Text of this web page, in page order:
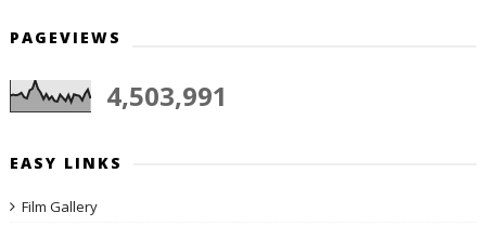
PAGEVIEWS
4,503,991
EASY LINKS
Film Gallery